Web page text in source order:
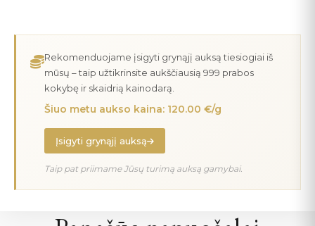
Rekomenduojame įsigyti grynąjį auksą tiesiogiai iš
mūsų – taip užtikrinsite aukščiausią 999 prabos
kokybę ir skaidrią kainodarą.
Šiuo metu aukso kaina: 120.00 €/g
Įsigyti grynąjį auksą
Taip pat priimame Jūsų turimą auksą gamybai.